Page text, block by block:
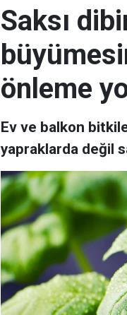
Saksı
önleme
Ev ve balkon
yapraklarda değil